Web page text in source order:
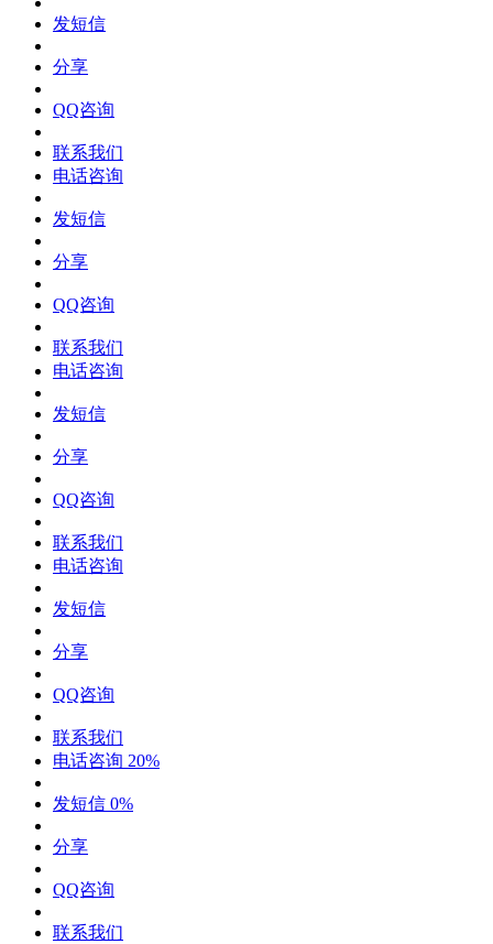
发短信
分享
QQ咨询
联系我们
电话咨询
发短信
分享
QQ咨询
联系我们
电话咨询
发短信
分享
QQ咨询
联系我们
电话咨询
发短信
分享
QQ咨询
联系我们
电话咨询 20%
发短信 0%
分享
QQ咨询
联系我们